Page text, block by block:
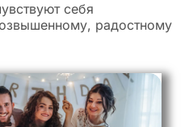
себя
радостному